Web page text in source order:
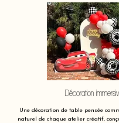
Décoration
Une décoration de table pensée
naturel de chaque atelier créatif,